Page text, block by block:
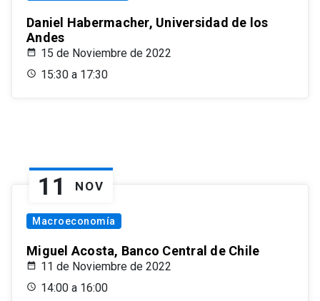
Daniel Habermacher, Universidad de los
Andes
15 de Noviembre de 2022
15:30 a 17:30
11 NOV
Macroeconomía
Miguel Acosta, Banco Central de Chile
11 de Noviembre de 2022
14:00 a 16:00